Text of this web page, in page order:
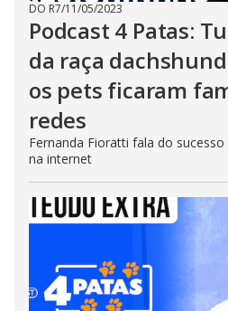
DO R7/11/05/2023
Podcast 4 Patas:
da raça
os pets ficaram
redes
Fernanda Fioratti fala do
na internet